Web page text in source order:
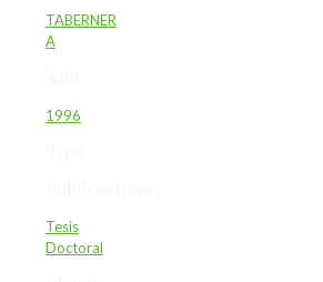
TABERNER
A
1996
Tesis
Doctoral